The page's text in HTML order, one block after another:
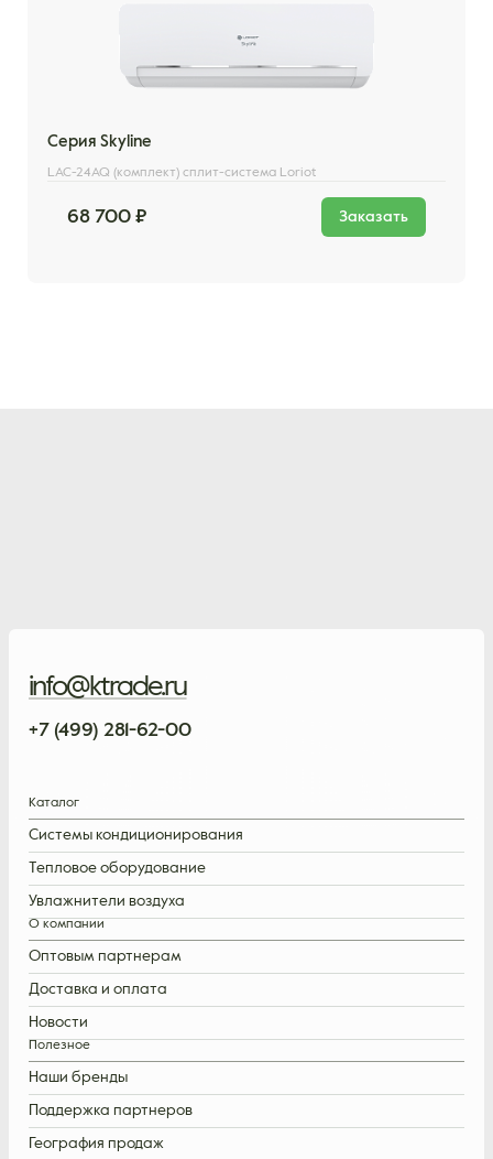
Серия Skyline
LAC-24AQ (комплект) сплит-система Loriot
68 700 ₽ Заказать
info@ktrade.ru
+7 (499) 281-62-00
Каталог
Системы кондиционирования
Тепловое оборудование
Увлажнители воздуха
О компании
Оптовым партнерам
Доставка и оплата
Новости
Полезное
Наши бренды
Поддержка партнеров
География продаж